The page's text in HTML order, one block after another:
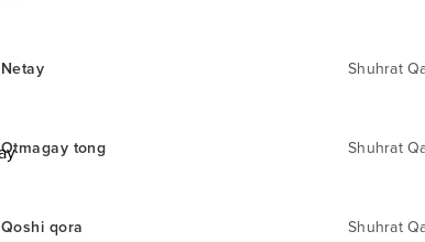
Netay Shuhrat
Otmagay tong Shuhrat
Qoshi qora Shuhrat